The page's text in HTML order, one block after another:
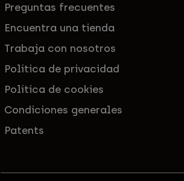
Preguntas frecuentes
Encuentra una tienda
Trabaja con nosotros
Política de privacidad
Política de cookies
Condiciones generales
Patents